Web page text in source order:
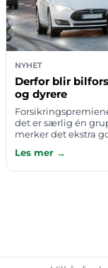
NYHET
Derfor blir
og dyrere
det er særlig én
merker det ekstra
få tak i og
Les mer →